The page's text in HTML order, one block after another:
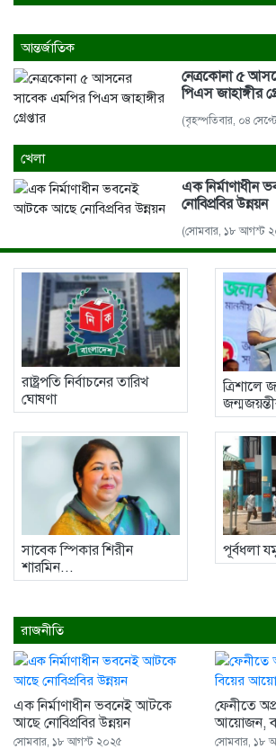
পূর্বধলায় বিয়ে বাড়িতে
1 week আগে
পূর্বধলায় পুকুরের
পূর্বধলায় বিষপানের
2 weeks আগে
মালিক সমিতি ও বাস
2 weeks আগে
নেত্রকোনায় নিজ বসত
ফ্যাসিস্টের দোসর
আন্তর্জাতিক
নেত্রকোনা ৫
পিএস জাহাঙ্গীর
(বৃহস্পতিবার, ০৪
খেলা
এক
নোবিপ্রবির উন্নয়ন
(সোমবার, ১৮ আগস্ট
রাষ্ট্রপতি নির্বাচনের তারিখ
ঘোষণা
ত্রিশালে
সাবেক স্পিকার শিরীন
শারমিন...
পূর্বধলা
রাজনীতি
এক নির্মাণাধীন ভবনেই আটকে
আছে নোবিপ্রবির উন্নয়ন
সোমবার, ১৮ আগস্ট ২০২৫
ফেনীতে
আয়োজন,
সোমবার, ১৮